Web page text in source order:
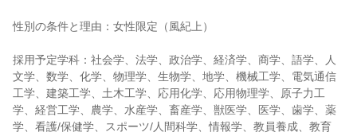
性別の条件と理由：女性限定（風紀上）
採用予定学科：社会学、法学、政治学、経済学、商学、語学、人
文学、数学、化学、物理学、生物学、地学、機械工学、電気通信
工学、建築工学、土木工学、応用化学、応用物理学、原子力工
学、経営工学、農学、水産学、畜産学、獣医学、医学、歯学、薬
学、看護/保健学、スポーツ/人間科学、情報学、教員養成、教育